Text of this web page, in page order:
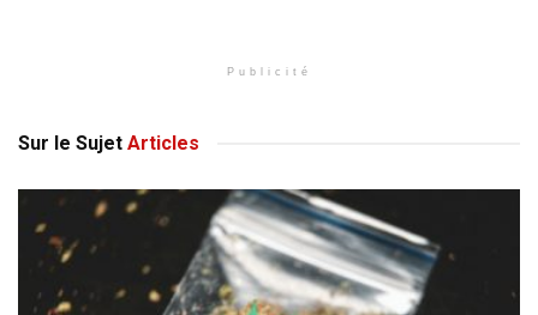
Publicité
Sur le Sujet Articles